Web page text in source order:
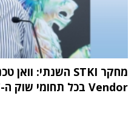
Vendor בכל תחומי שוק ה-IT